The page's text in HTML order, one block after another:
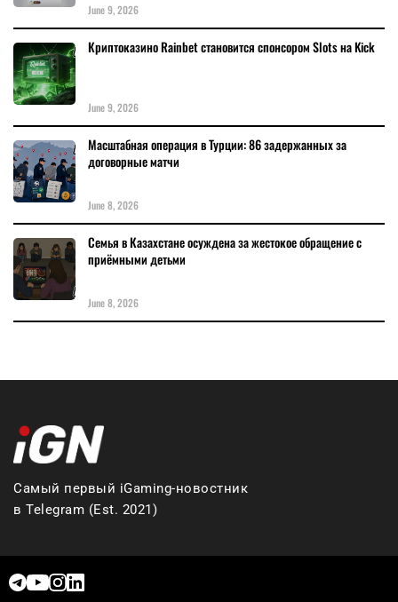
June 9, 2026
Криптоказино Rainbet становится спонсором Slots на Kick
June 9, 2026
Масштабная операция в Турции: 86 задержанных за
договорные матчи
June 8, 2026
Семья в Казахстане осуждена за жестокое обращение с
приёмными детьми
June 8, 2026
Самый первый iGaming-новостник
в Telegram (Est. 2021)